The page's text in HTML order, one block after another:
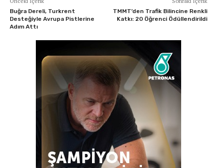
Buğra Dereli, Turkrent
Desteğiyle Avrupa Pistlerine
Adım Attı
TMMT’den Trafik Bilincine Renkli
Katkı: 20 Öğrenci Ödüllendirildi